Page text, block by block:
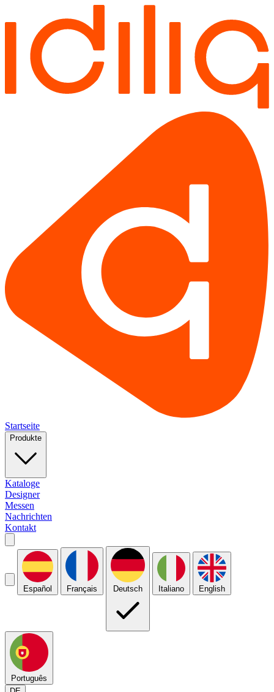
Startseite
Produkte
Kataloge
Designer
Messen
Nachrichten
Kontakt
Español Français Deutsch Italiano English
Português